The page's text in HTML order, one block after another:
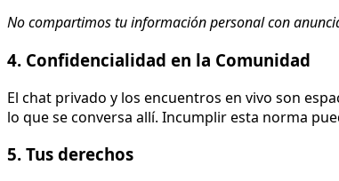
No compartimos tu información personal con
4. Confidencialidad en la Comunidad
El chat privado y los encuentros en vivo son
lo que se conversa allí. Incumplir esta norma
5. Tus derechos